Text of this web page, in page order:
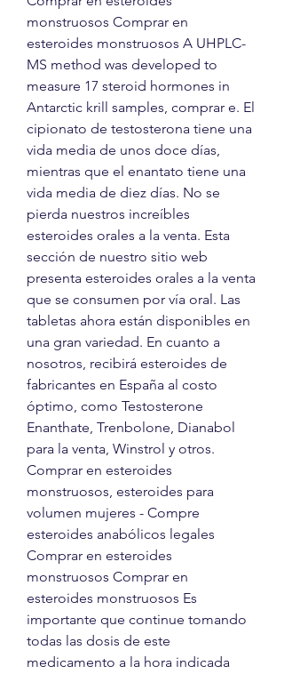
monstruosos Comprar en
esteroides monstruosos A UHPLC-
MS method was developed to
measure 17 steroid hormones in
Antarctic krill samples, comprar e. El
cipionato de testosterona tiene una
vida media de unos doce días,
mientras que el enantato tiene una
vida media de diez días. No se
pierda nuestros increíbles
esteroides orales a la venta. Esta
sección de nuestro sitio web
presenta esteroides orales a la venta
que se consumen por vía oral. Las
tabletas ahora están disponibles en
una gran variedad. En cuanto a
nosotros, recibirá esteroides de
fabricantes en España al costo
óptimo, como Testosterone
Enanthate, Trenbolone, Dianabol
para la venta, Winstrol y otros.
Comprar en esteroides
monstruosos, esteroides para
volumen mujeres - Compre
esteroides anabólicos legales
Comprar en esteroides
monstruosos Comprar en
esteroides monstruosos Es
importante que continue tomando
todas las dosis de este
medicamento a la hora indicada